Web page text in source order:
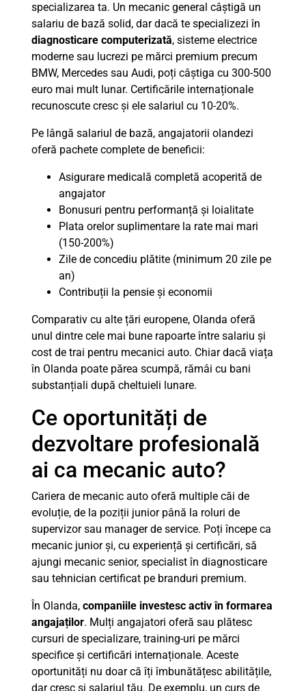
specializarea ta. Un mecanic general câștigă un
salariu de bază solid, dar dacă te specializezi în
diagnosticare computerizată, sisteme electrice
moderne sau lucrezi pe mărci premium precum
BMW, Mercedes sau Audi, poți câștiga cu 300-500
euro mai mult lunar. Certificările internaționale
recunoscute cresc și ele salariul cu 10-20%.
Pe lângă salariul de bază, angajatorii olandezi
oferă pachete complete de beneficii:
Asigurare medicală completă acoperită de
angajator
Bonusuri pentru performanță și loialitate
Plata orelor suplimentare la rate mai mari
(150-200%)
Zile de concediu plătite (minimum 20 zile pe
an)
Contribuții la pensie și economii
Comparativ cu alte țări europene, Olanda oferă
unul dintre cele mai bune rapoarte între salariu și
cost de trai pentru mecanici auto. Chiar dacă viața
în Olanda poate părea scumpă, rămâi cu bani
substanțiali după cheltuieli lunare.
Ce oportunități de
dezvoltare profesională
ai ca mecanic auto?
Cariera de mecanic auto oferă multiple căi de
evoluție, de la poziții junior până la roluri de
supervizor sau manager de service. Poți începe ca
mecanic junior și, cu experiență și certificări, să
ajungi mecanic senior, specialist în diagnosticare
sau tehnician certificat pe branduri premium.
În Olanda, companiile investesc activ în formarea
angajaților. Mulți angajatori oferă sau plătesc
cursuri de specializare, training-uri pe mărci
specifice și certificări internaționale. Aceste
oportunități nu doar că îți îmbunătățesc abilitățile,
dar cresc și salariul tău. De exemplu, un curs de